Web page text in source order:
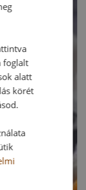
foglalt
alatt
körét